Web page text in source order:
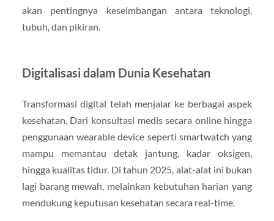
akan pentingnya keseimbangan antara teknologi,
tubuh, dan pikiran.
Digitalisasi dalam Dunia Kesehatan
Transformasi digital telah menjalar ke berbagai aspek
kesehatan. Dari konsultasi medis secara online hingga
penggunaan wearable device seperti smartwatch yang
mampu memantau detak jantung, kadar oksigen,
hingga kualitas tidur. Di tahun 2025, alat-alat ini bukan
lagi barang mewah, melainkan kebutuhan harian yang
mendukung keputusan kesehatan secara real-time.